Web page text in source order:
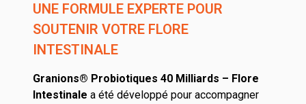
UNE FORMULE EXPERTE POUR
SOUTENIR VOTRE FLORE
INTESTINALE
Granions® Probiotiques 40 Milliards – Flore
Intestinale a été développé pour accompagner